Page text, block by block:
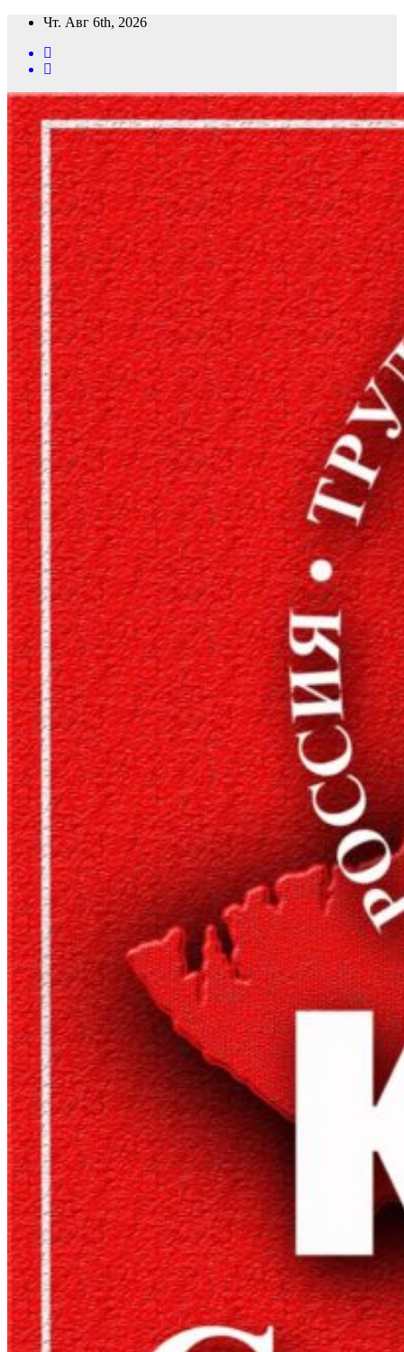
Перейти
содержимому
Чт. Авг 6th, 2026